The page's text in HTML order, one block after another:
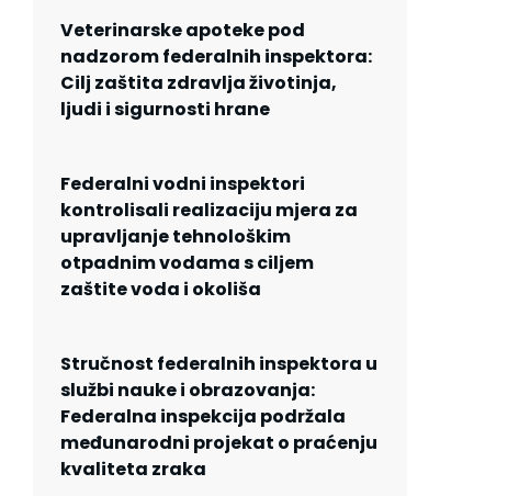
Veterinarske apoteke pod
nadzorom federalnih inspektora:
Cilj zaštita zdravlja životinja,
ljudi i sigurnosti hrane
Federalni vodni inspektori
kontrolisali realizaciju mjera za
upravljanje tehnološkim
otpadnim vodama s ciljem
zaštite voda i okoliša
Stručnost federalnih inspektora u
službi nauke i obrazovanja:
Federalna inspekcija podržala
međunarodni projekat o praćenju
kvaliteta zraka